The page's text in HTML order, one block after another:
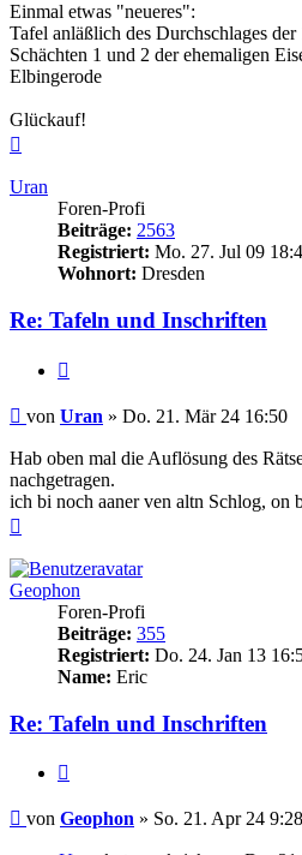
Einmal etwas "neueres":
Tafel anläßlich des Durchschlages
Schächten 1 und 2 der ehemaligen
Elbingerode
Glückauf!
Uran
Foren-Profi
Beiträge: 2563
Registriert: Mo. 27. Jul 09
Wohnort: Dresden
Re: Tafeln und Inschriften
Beitrag
von Uran » Do. 21. Mär 24 16:50
Hab oben mal die Auflösung des
nachgetragen.
ich bi noch aaner ven altn Schlog, on
Geophon
Foren-Profi
Beiträge: 355
Registriert: Do. 24. Jan 13
Name: Eric
Re: Tafeln und Inschriften
Beitrag
von Geophon » So. 21. Apr 24 9:28